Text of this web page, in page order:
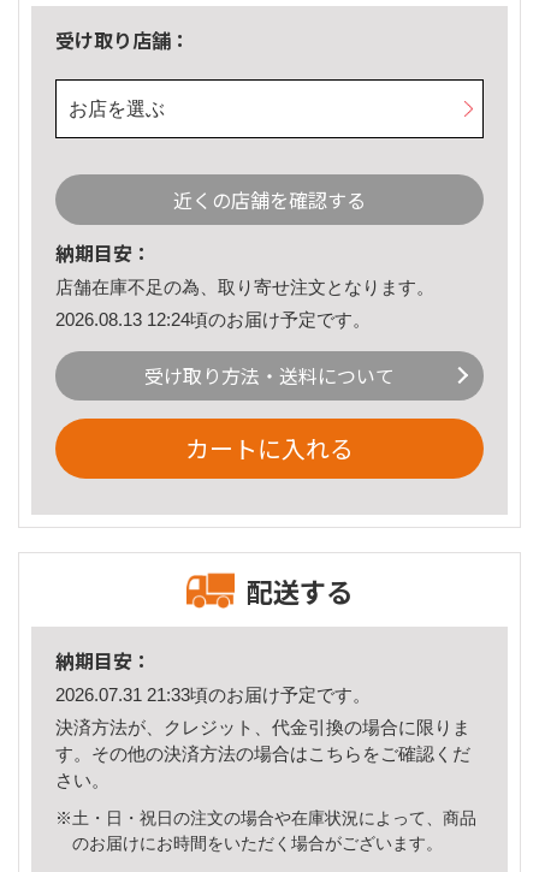
受け取り店舗：
お店を選ぶ
近くの店舗を確認する
納期目安：
店舗在庫不足の為、取り寄せ注文となります。
2026.08.13 12:24頃のお届け予定です。
受け取り方法・送料について
カートに入れる
配送する
納期目安：
2026.07.31 21:33頃のお届け予定です。
決済方法が、クレジット、代金引換の場合に限りま
す。その他の決済方法の場合はこちら をご確認くだ
さい。
※土・日・祝日の注文の場合や在庫状況によって、商品
のお届けにお時間をいただく場合がございます。